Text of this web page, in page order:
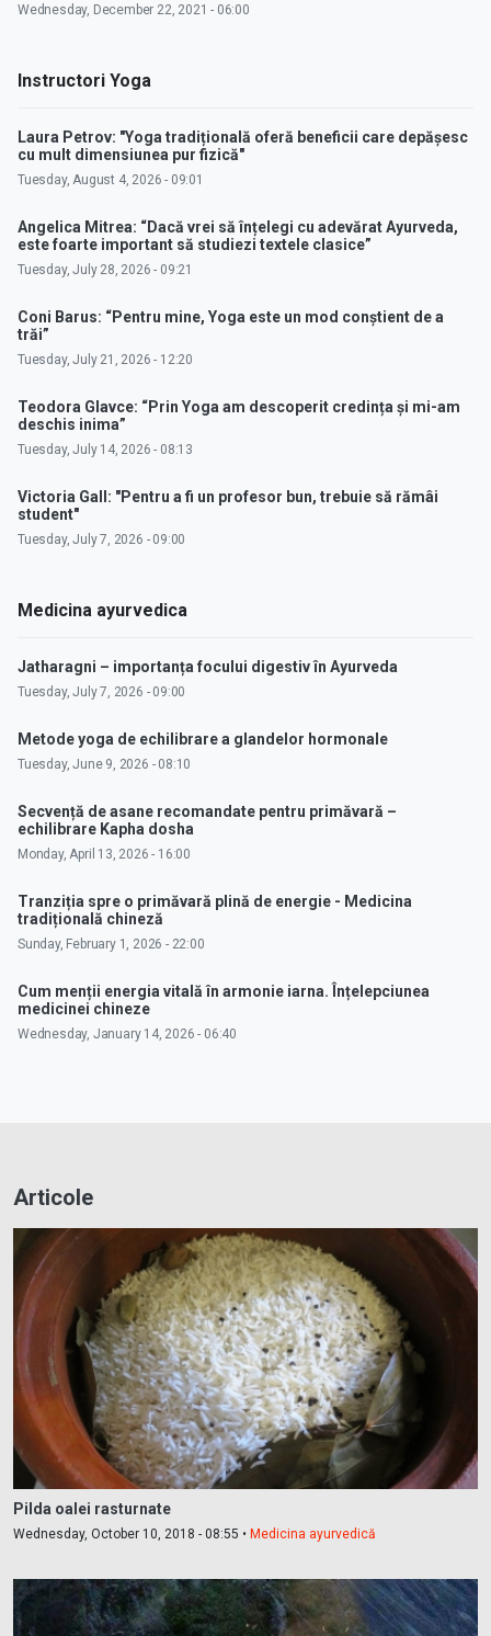
Wednesday, December 22, 2021 - 06:00
Instructori Yoga
Laura Petrov: "Yoga tradițională oferă beneficii care depășesc
cu mult dimensiunea pur fizică"
Tuesday, August 4, 2026 - 09:01
Angelica Mitrea: “Dacă vrei să înțelegi cu adevărat Ayurveda,
este foarte important să studiezi textele clasice”
Tuesday, July 28, 2026 - 09:21
Coni Barus: “Pentru mine, Yoga este un mod conștient de a
trăi”
Tuesday, July 21, 2026 - 12:20
Teodora Glavce: “Prin Yoga am descoperit credința și mi-am
deschis inima”
Tuesday, July 14, 2026 - 08:13
Victoria Gall: "Pentru a fi un profesor bun, trebuie să rămâi
student"
Tuesday, July 7, 2026 - 09:00
Medicina ayurvedica
Jatharagni – importanța focului digestiv în Ayurveda
Tuesday, July 7, 2026 - 09:00
Metode yoga de echilibrare a glandelor hormonale
Tuesday, June 9, 2026 - 08:10
Secvență de asane recomandate pentru primăvară –
echilibrare Kapha dosha
Monday, April 13, 2026 - 16:00
Tranziția spre o primăvară plină de energie - Medicina
tradițională chineză
Sunday, February 1, 2026 - 22:00
Cum menții energia vitală în armonie iarna. Înțelepciunea
medicinei chineze
Wednesday, January 14, 2026 - 06:40
Articole
Pilda oalei rasturnate
Wednesday, October 10, 2018 - 08:55 • Medicina ayurvedică